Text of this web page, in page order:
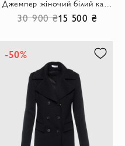
30 900 ₴15 500 ₴
-50%